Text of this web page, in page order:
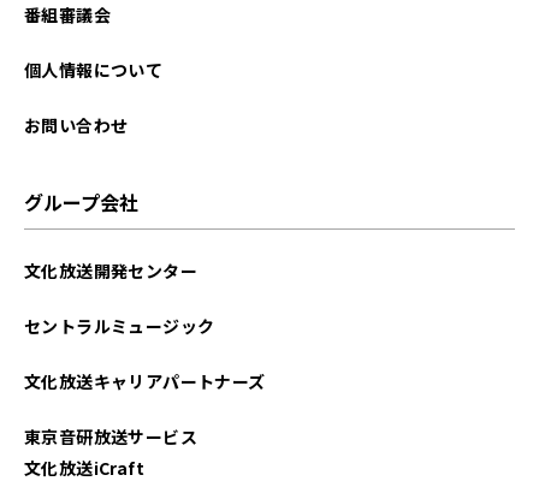
番組審議会
個人情報について
お問い合わせ
グループ会社
文化放送開発センター
セントラルミュージック
文化放送キャリアパートナーズ
東京音研放送サービス
文化放送iCraft